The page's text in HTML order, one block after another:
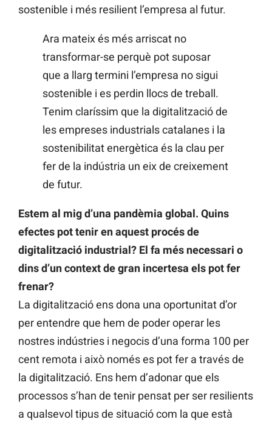
sostenible i més resilient l’empresa al futur.
Ara mateix és més arriscat no
transformar-se perquè pot suposar
que a llarg termini l’empresa no sigui
sostenible i es perdin llocs de treball.
Tenim claríssim que la digitalització de
les empreses industrials catalanes i la
sostenibilitat energètica és la clau per
fer de la indústria un eix de creixement
de futur.
Estem al mig d’una pandèmia global. Quins
efectes pot tenir en aquest procés de
digitalització industrial? El fa més necessari o
dins d’un context de gran incertesa els pot fer
frenar?
La digitalització ens dona una oportunitat d’or
per entendre que hem de poder operar les
nostres indústries i negocis d’una forma 100 per
cent remota i això només es pot fer a través de
la digitalització. Ens hem d’adonar que els
processos s’han de tenir pensat per ser resilients
a qualsevol tipus de situació com la que està